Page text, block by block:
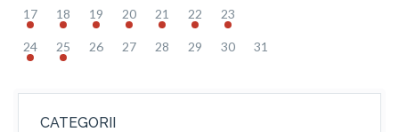
17 18 19 20 21 22 23
24 25 26 27 28 29 30 31
CATEGORII